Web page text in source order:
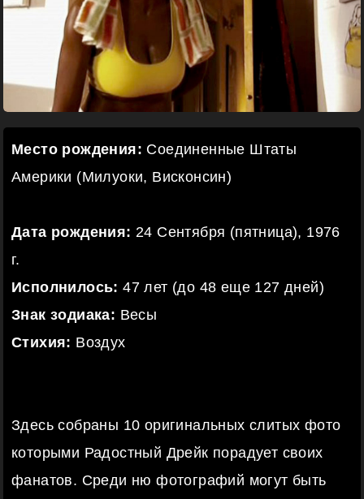
Место рождения: Соединенные Штаты
Америки (Милуоки, Висконсин)
Дата рождения: 24 Сентября (пятница), 1976
г.
Исполнилось: 47 лет (до 48 еще 127 дней)
Знак зодиака: Весы
Стихия: Воздух
Здесь собраны 10 оригинальных слитых фото
которыми Радостный Дрейк порадует своих
фанатов. Среди ню фотографий могут быть